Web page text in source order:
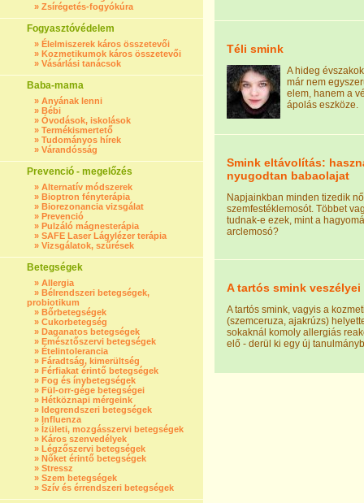
» Zsírégetés-fogyókúra
Fogyasztóvédelem
» Élelmiszerek káros összetevői
» Kozmetikumok káros összetevői
» Vásárlási tanácsok
Baba-mama
» Anyának lenni
» Bébi
» Óvodások, iskolások
» Termékismertető
» Tudományos hírek
» Várandósság
Prevenció - megelőzés
» Alternatív módszerek
» Bioptron fényterápia
» Biorezonancia vizsgálat
» Prevenció
» Pulzáló mágnesterápia
» SAFE Laser Lágylézer terápia
» Vizsgálatok, szűrések
Betegségek
» Allergia
» Bélrendszeri betegségek,
probiotikum
» Bőrbetegségek
» Cukorbetegség
» Daganatos betegségek
» Emésztőszervi betegségek
» Ételintolerancia
» Fáradtság, kimerültség
» Férfiakat érintő betegségek
» Fog és ínybetegségek
» Fül-orr-gége betegségei
» Hétköznapi mérgeink
» Idegrendszeri betegségek
» Influenza
» Ízületi, mozgásszervi betegségek
» Káros szenvedélyek
» Légzőszervi betegségek
» Nőket érintő betegségek
» Stressz
» Szem betegségek
» Szív és érrendszeri betegségek
Téli smink
A hideg
már nem
elem, hanem a
ápolás eszköze.
Smink eltávolítás:
nyugodtan babaolajat
Napjainkban minden tizedik
szemfestéklemosót. Többet
tudnak-e ezek, mint a
arclemosó?
A tartós smink veszélyei
A tartós smink, vagyis a
(szemceruza, ajakrúzs)
sokaknál komoly allergiás
elő - derül ki egy új